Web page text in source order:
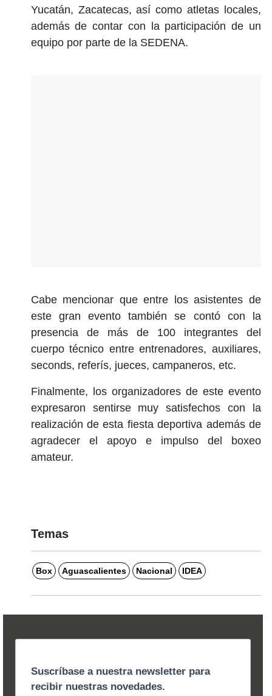
Yucatán, Zacatecas, así como atletas locales,
además de contar con la participación de un
equipo por parte de la SEDENA.
Cabe mencionar que entre los asistentes de
este gran evento también se contó con la
presencia de más de 100 integrantes del
cuerpo técnico entre entrenadores, auxiliares,
seconds, referís, jueces, campaneros, etc.
Finalmente, los organizadores de este evento
expresaron sentirse muy satisfechos con la
realización de esta fiesta deportiva además de
agradecer el apoyo e impulso del boxeo
amateur.
Temas
Box Aguascalientes Nacional IDEA